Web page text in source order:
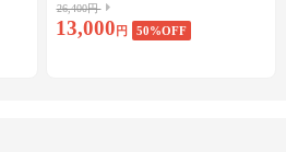
26,400円
13,000 円 50%OFF